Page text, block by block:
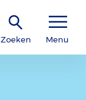
Zoeken Menu